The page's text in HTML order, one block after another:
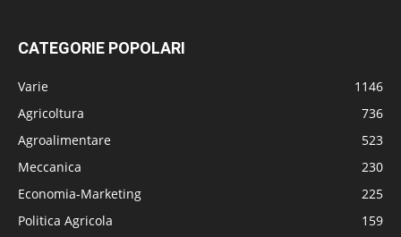
CATEGORIE POPOLARI
Varie
1146
Agricoltura
736
Agroalimentare
523
Meccanica
230
Economia-Marketing
225
Politica Agricola
159